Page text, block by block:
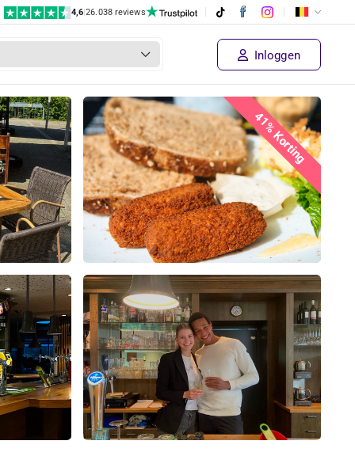
4,6|26.038 reviews
Inloggen
41% Korting